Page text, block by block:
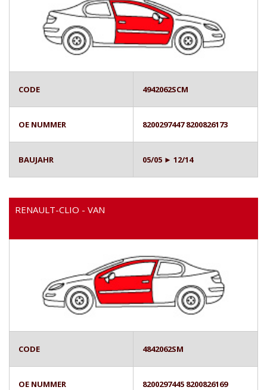
CODE 4942062SCM
OE NUMMER 8200297447 8200826173
BAUJAHR 05/05 ► 12/14
RENAULT-CLIO - VAN
CODE 4842062SM
OE NUMMER 8200297445 8200826169